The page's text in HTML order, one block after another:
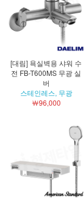
[대림] 욕실벽용 샤워 수
전 FB-T600MS 무광 실
버
스테인레스, 무광
￦96,000